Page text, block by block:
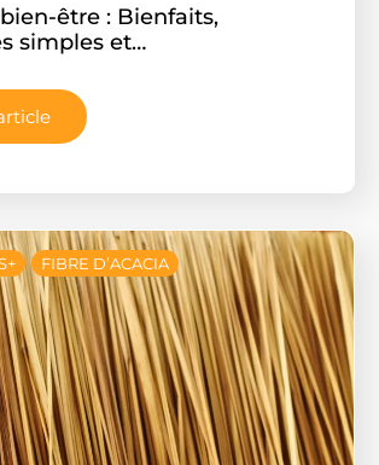
être : Bienfaits,
simples et…
FIBRE D’ACACIA